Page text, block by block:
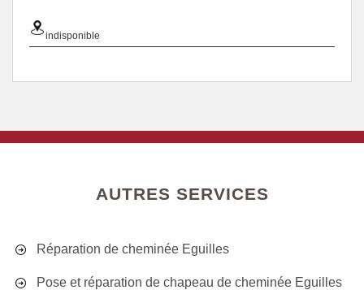
indisponible
AUTRES SERVICES
Réparation de cheminée Eguilles
Pose et réparation de chapeau de cheminée Eguilles